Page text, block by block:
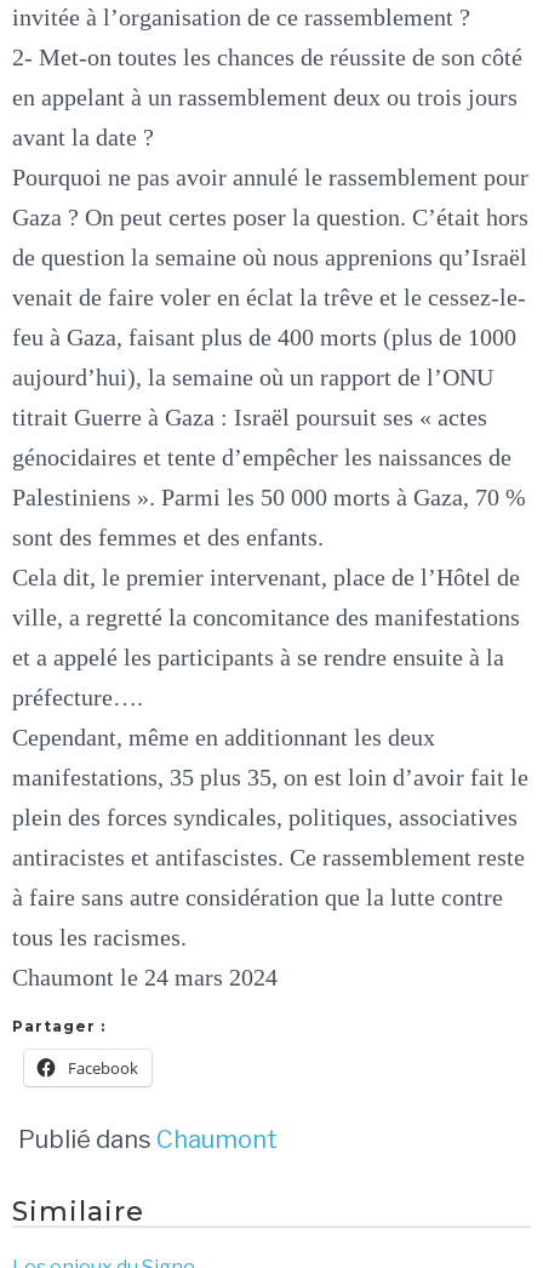
invitée à l’organisation de ce rassemblement ?
2- Met-on toutes les chances de réussite de son côté
en appelant à un rassemblement deux ou trois jours
avant la date ?
Pourquoi ne pas avoir annulé le rassemblement pour
Gaza ? On peut certes poser la question. C’était hors
de question la semaine où nous apprenions qu’Israël
venait de faire voler en éclat la trêve et le cessez-le-
feu à Gaza, faisant plus de 400 morts (plus de 1000
aujourd’hui), la semaine où un rapport de l’ONU
titrait Guerre à Gaza : Israël poursuit ses « actes
génocidaires et tente d’empêcher les naissances de
Palestiniens ». Parmi les 50 000 morts à Gaza, 70 %
sont des femmes et des enfants.
Cela dit, le premier intervenant, place de l’Hôtel de
ville, a regretté la concomitance des manifestations
et a appelé les participants à se rendre ensuite à la
préfecture….
Cependant, même en additionnant les deux
manifestations, 35 plus 35, on est loin d’avoir fait le
plein des forces syndicales, politiques, associatives
antiracistes et antifascistes. Ce rassemblement reste
à faire sans autre considération que la lutte contre
tous les racismes.
Chaumont le 24 mars 2024
Partager :
Facebook
Publié dans Chaumont
Similaire